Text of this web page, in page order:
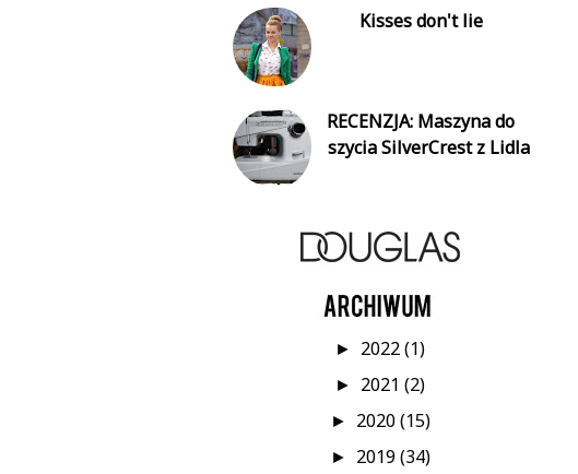
Kisses don't lie
RECENZJA: Maszyna do
szycia SilverCrest z Lidla
► 2022(1)
► 2021(2)
► 2020(15)
► 2019(34)